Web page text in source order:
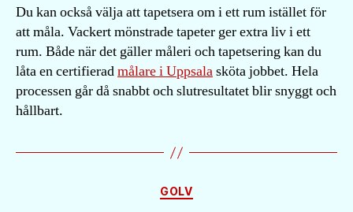
Du kan också välja att tapetsera om i ett rum istället för
att måla. Vackert mönstrade tapeter ger extra liv i ett
rum. Både när det gäller måleri och tapetsering kan du
låta en certifieradmålare i Uppsalasköta jobbet. Hela
processen går då snabbt och slutresultatet blir snyggt och
hållbart.
Kategorier
GOLV